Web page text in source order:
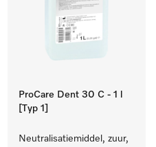
ProCare Dent 30 C - 1 l
[Typ 1]
Neutralisatiemiddel, zuur,